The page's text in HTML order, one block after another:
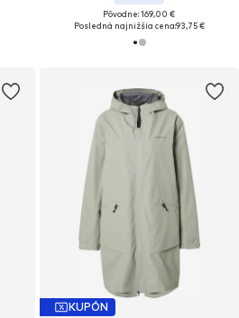
Pôvodne: 169,00 €
Posledná najnižšia cena:93,75 €
KUPÓN